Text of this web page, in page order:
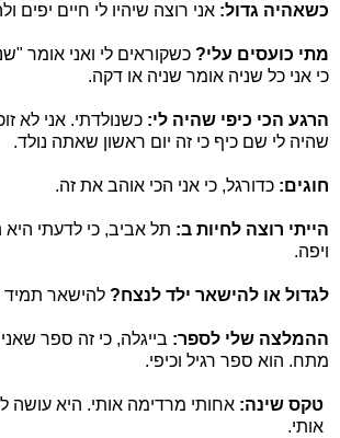
כשאהיה גדול: אני רוצה שיהיו לי חיים יפים
מתי כועסים עלי?כשקוראים לי ואני אומר
כי אני כל שניה אומר שניה או דקה.
הרגע הכי כיפי שהיה לי: כשנולדתי. אני לא
שהיה לי שם כיף כי זה יום ראשון שאתה נולד.
חוגים: כדורגל, כי אני הכי אוהב את זה.
הייתי רוצה לחיות ב: תל אביב, כי לדעתי היא
ויפה.
לגדול או להישאר ילד לנצח?להישאר תמיד
ההמלצה שלי לספר: בייגלה, כי זה ספר
מתח. הוא ספר רגיל וכיפי.
טקס שינה: אחותי מרדימה אותי. היא עושה
אותי.